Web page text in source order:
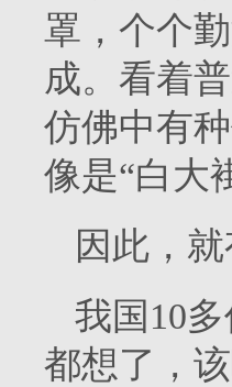
罩，个个
成。看着
仿佛中有
像是“白大
因此，
我国10
都想了，